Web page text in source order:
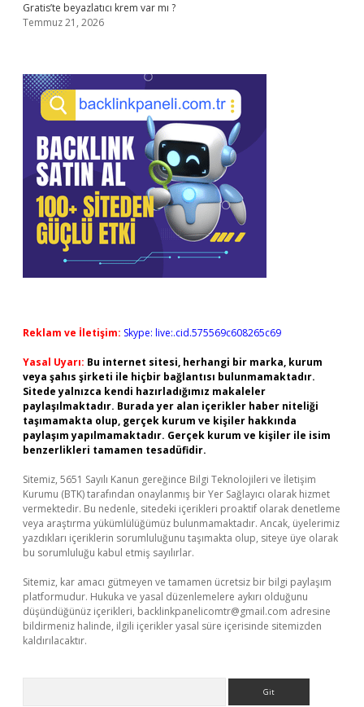
Gratis’te beyazlatıcı krem var mı ?
Temmuz 21, 2026
Reklam ve İletişim: Skype: live:.cid.575569c608265c69
Yasal Uyarı: Bu internet sitesi, herhangi bir marka, kurum
veya şahıs şirketi ile hiçbir bağlantısı bulunmamaktadır.
Sitede yalnızca kendi hazırladığımız makaleler
paylaşılmaktadır. Burada yer alan içerikler haber niteliği
taşımamakta olup, gerçek kurum ve kişiler hakkında
paylaşım yapılmamaktadır. Gerçek kurum ve kişiler ile isim
benzerlikleri tamamen tesadüfidir.
Sitemiz, 5651 Sayılı Kanun gereğince Bilgi Teknolojileri ve İletişim
Kurumu (BTK) tarafından onaylanmış bir Yer Sağlayıcı olarak hizmet
vermektedir. Bu nedenle, sitedeki içerikleri proaktif olarak denetleme
veya araştırma yükümlülüğümüz bulunmamaktadır. Ancak, üyelerimiz
yazdıkları içeriklerin sorumluluğunu taşımakta olup, siteye üye olarak
bu sorumluluğu kabul etmiş sayılırlar.
Sitemiz, kar amacı gütmeyen ve tamamen ücretsiz bir bilgi paylaşım
platformudur. Hukuka ve yasal düzenlemelere aykırı olduğunu
düşündüğünüz içerikleri, backlinkpanelicomtr@gmail.com adresine
bildirmeniz halinde, ilgili içerikler yasal süre içerisinde sitemizden
kaldırılacaktır.